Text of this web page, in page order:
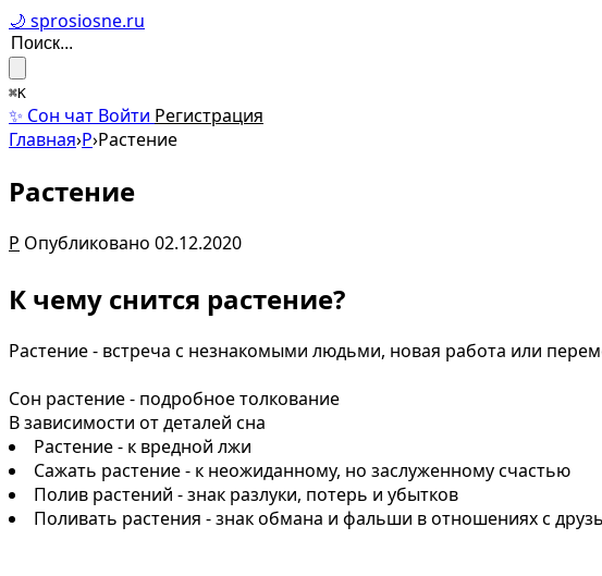
🌙 sprosiosne.ru
⌘K
✨ Сон чат Войти Регистрация
Главная›Р›Растение
Растение
Р Опубликовано 02.12.2020
К чему снится растение?
Растение - встреча с незнакомыми людьми, новая работа или
Сон растение - подробное толкование
В зависимости от деталей сна
Растение - к вредной лжи
Сажать растение - к неожиданному, но заслуженному счастью
Полив растений - знак разлуки, потерь и убытков
Поливать растения - знак обмана и фальши в отношениях с